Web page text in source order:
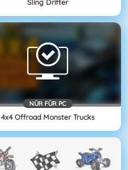
NÜR FÜR PC
4x4 Offroad Monster Trucks